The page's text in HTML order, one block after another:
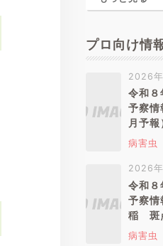
プロ向け情
2026
令和８
予察情
月予報
病害虫
2026
令和８
予察情
稲 斑
病害虫